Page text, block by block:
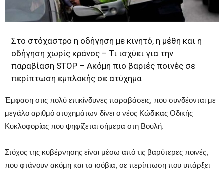
Στο στόχαστρο η οδήγηση με κινητό, η μέθη και η
οδήγηση χωρίς κράνος – Τι ισχύει για την
παραβίαση STOP – Ακόμη πιο βαριές ποινές σε
περίπτωση εμπλοκής σε ατύχημα
Έμφαση στις πολύ επικίνδυνες παραβάσεις, που συνδέονται με
μεγάλο αριθμό ατυχημάτων δίνει ο νέος Κώδικας Οδικής
Κυκλοφορίας που ψηφίζεται σήμερα στη Βουλή.
Στόχος της κυβέρνησης είναι μέσω από τις βαρύτερες ποινές,
που φτάνουν ακόμη και τα ισόβια, σε περίπτωση που υπάρξει